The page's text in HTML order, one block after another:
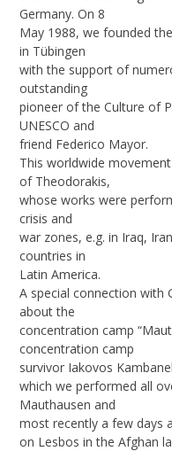
Germany. On 8
May 1988, we founded
in Tübingen
with the support of
outstanding
pioneer of the Culture of
UNESCO and
friend Federico Mayor.
This worldwide
of Theodorakis,
whose works were
crisis and
war zones, e.g. in Iraq,
countries in
Latin America.
A special connection with
about the
concentration camp
concentration camp
survivor Iakovos
which we performed all
Mauthausen and
most recently a few days
on Lesbos in the Afghan